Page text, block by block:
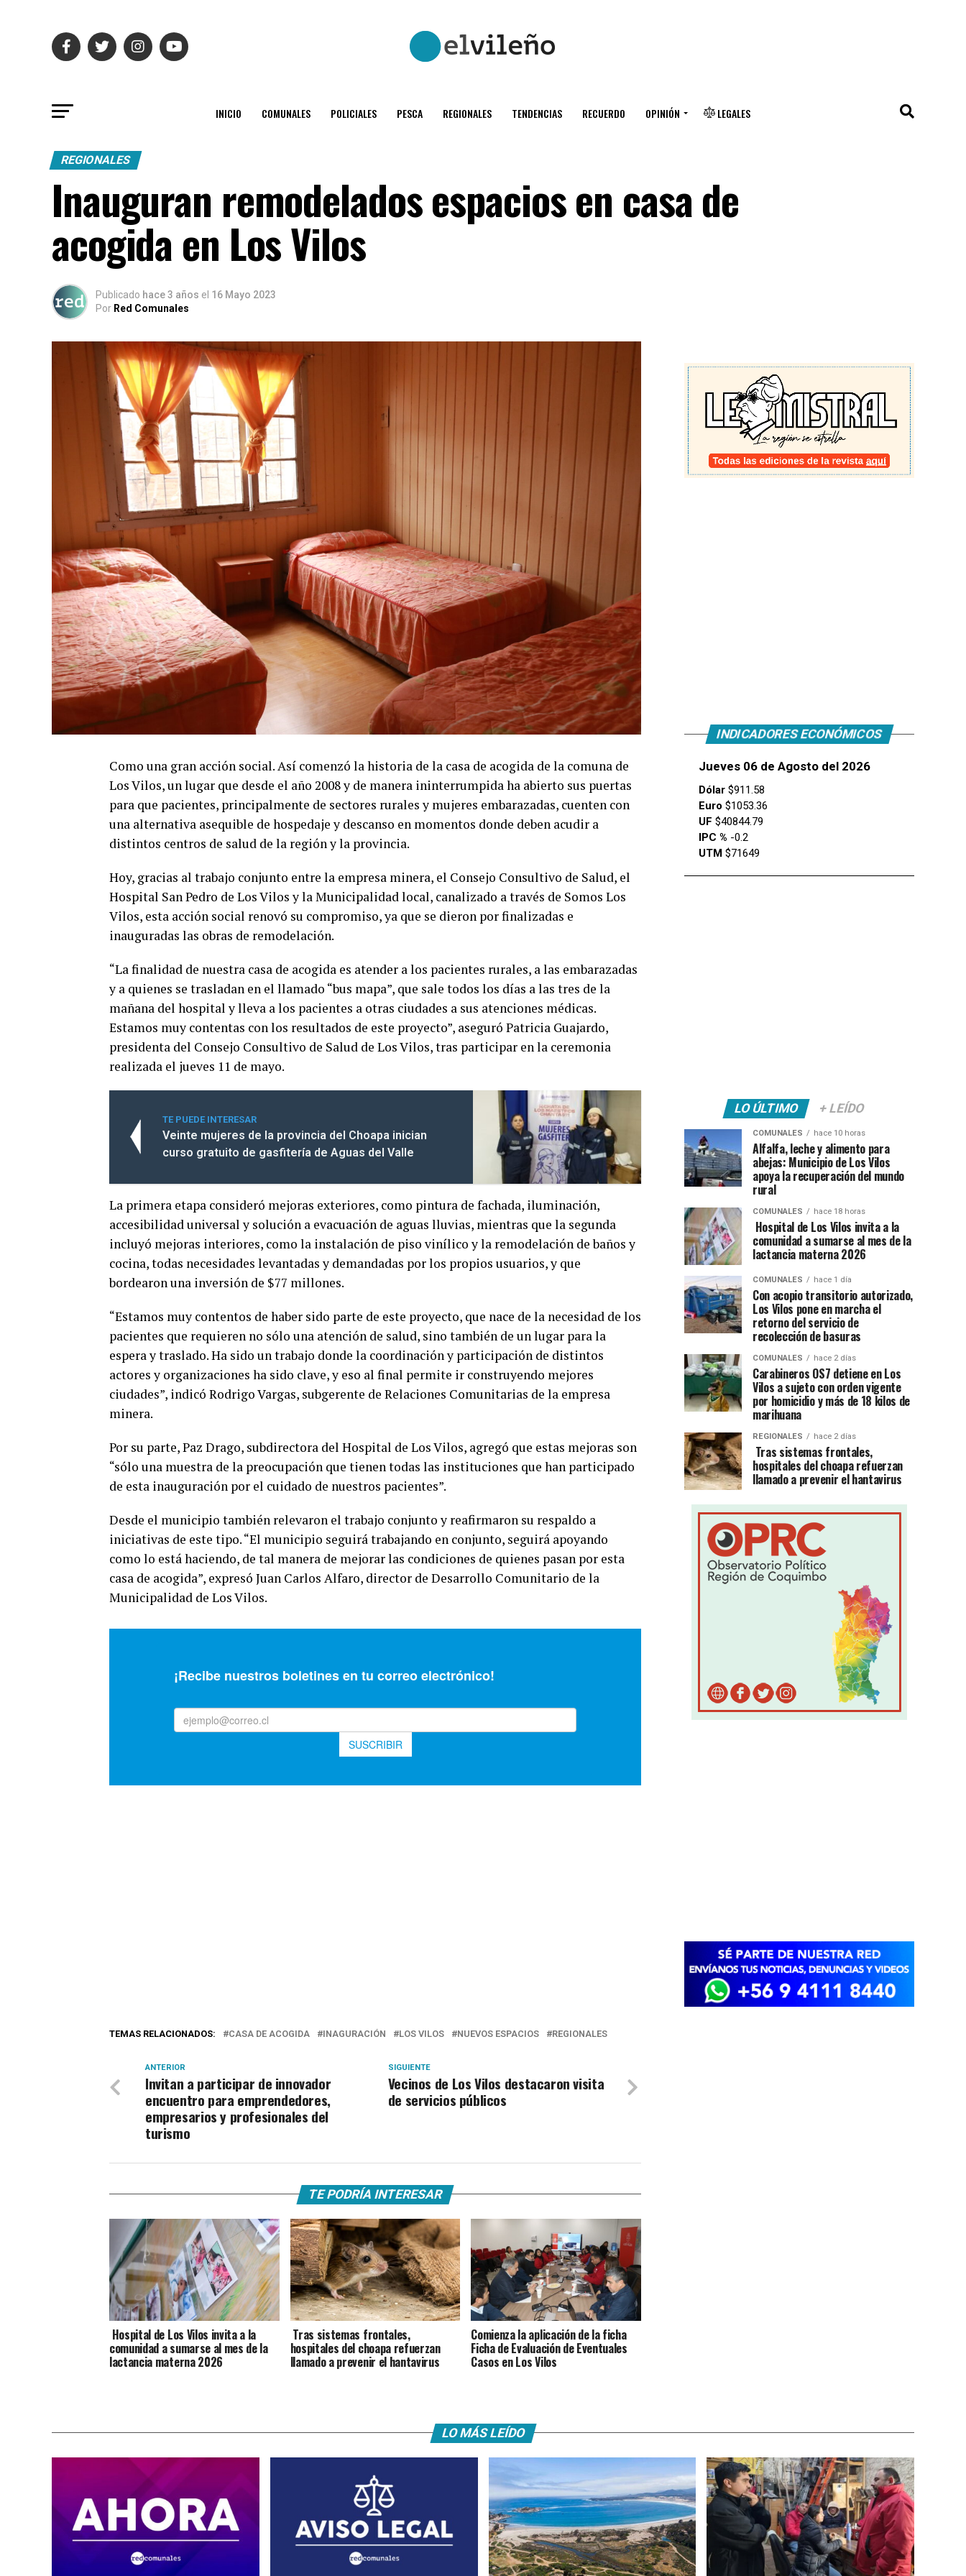
INICIO COMUNALES POLICIALES PESCA REGIONALES TENDENCIAS RECUERDO OPINIÓN LEGALES
REGIONALES
Inauguran remodelados espacios en casa de
acogida en Los Vilos
Publicado hace 3 años el 16 Mayo 2023
Por Red Comunales
Como una gran acción social. Así comenzó la historia de la casa de acogida de la comuna de
Los Vilos, un lugar que desde el año 2008 y de manera ininterrumpida ha abierto sus puertas
para que pacientes, principalmente de sectores rurales y mujeres embarazadas, cuenten con
una alternativa asequible de hospedaje y descanso en momentos donde deben acudir a
distintos centros de salud de la región y la provincia.
Hoy, gracias al trabajo conjunto entre la empresa minera, el Consejo Consultivo de Salud, el
Hospital San Pedro de Los Vilos y la Municipalidad local, canalizado a través de Somos Los
Vilos, esta acción social renovó su compromiso, ya que se dieron por finalizadas e
inauguradas las obras de remodelación.
“La finalidad de nuestra casa de acogida es atender a los pacientes rurales, a las embarazadas
y a quienes se trasladan en el llamado “bus mapa”, que sale todos los días a las tres de la
mañana del hospital y lleva a los pacientes a otras ciudades a sus atenciones médicas.
Estamos muy contentas con los resultados de este proyecto”, aseguró Patricia Guajardo,
presidenta del Consejo Consultivo de Salud de Los Vilos, tras participar en la ceremonia
realizada el jueves 11 de mayo.
TE PUEDE INTERESAR
Veinte mujeres de la provincia del Choapa inician
curso gratuito de gasfitería de Aguas del Valle
La primera etapa consideró mejoras exteriores, como pintura de fachada, iluminación,
accesibilidad universal y solución a evacuación de aguas lluvias, mientras que la segunda
incluyó mejoras interiores, como la instalación de piso vinílico y la remodelación de baños y
cocina, todas necesidades levantadas y demandadas por los propios usuarios, y que
bordearon una inversión de $77 millones.
“Estamos muy contentos de haber sido parte de este proyecto, que nace de la necesidad de los
pacientes que requieren no sólo una atención de salud, sino también de un lugar para la
espera y traslado. Ha sido un trabajo donde la coordinación y participación de distintos
actores y organizaciones ha sido clave, y eso al final permite ir construyendo mejores
ciudades”, indicó Rodrigo Vargas, subgerente de Relaciones Comunitarias de la empresa
minera.
Por su parte, Paz Drago, subdirectora del Hospital de Los Vilos, agregó que estas mejoras son
“sólo una muestra de la preocupación que tienen todas las instituciones que han participado
de esta inauguración por el cuidado de nuestros pacientes”.
Desde el municipio también relevaron el trabajo conjunto y reafirmaron su respaldo a
iniciativas de este tipo. “El municipio seguirá trabajando en conjunto, seguirá apoyando
como lo está haciendo, de tal manera de mejorar las condiciones de quienes pasan por esta
casa de acogida”, expresó Juan Carlos Alfaro, director de Desarrollo Comunitario de la
Municipalidad de Los Vilos.
TEMAS RELACIONADOS: CASA DE ACOGIDA INAGURACIÓN LOS VILOS NUEVOS ESPACIOS REGIONALES
SIGUIENTE
Vecinos de Los Vilos destacaron visita
de servicios públicos
ANTERIOR
Invitan a participar de innovador
encuentro para emprendedores,
empresarios y profesionales del
turismo
TE PODRÍA INTERESAR
Hospital de Los Vilos invita a la
comunidad a sumarse al mes de la
lactancia materna 2026
Tras sistemas frontales,
hospitales del choapa refuerzan
llamado a prevenir el hantavirus
Comienza la aplicación de la ficha
Ficha de Evaluación de Eventuales
Casos en Los Vilos
INDICADORES ECONÓMICOS
Jueves 06 de Agosto del 2026
Dólar $911.58
Euro $1053.36
UF $40844.79
IPC % -0.2
UTM $71649
LO ÚLTIMO + LEÍDO
COMUNALES hace 10 horas
Alfalfa, leche y alimento para
abejas: Municipio de Los Vilos
apoya la recuperación del mundo
rural
COMUNALES hace 18 horas
Hospital de Los Vilos invita a la
comunidad a sumarse al mes de la
lactancia materna 2026
COMUNALES hace 1 día
Con acopio transitorio autorizado,
Los Vilos pone en marcha el
retorno del servicio de
recolección de basuras
COMUNALES hace 2 días
Carabineros OS7 detiene en Los
Vilos a sujeto con orden vigente
por homicidio y más de 18 kilos de
marihuana
REGIONALES hace 2 días
Tras sistemas frontales,
hospitales del choapa refuerzan
llamado a prevenir el hantavirus
LO MÁS LEÍDO